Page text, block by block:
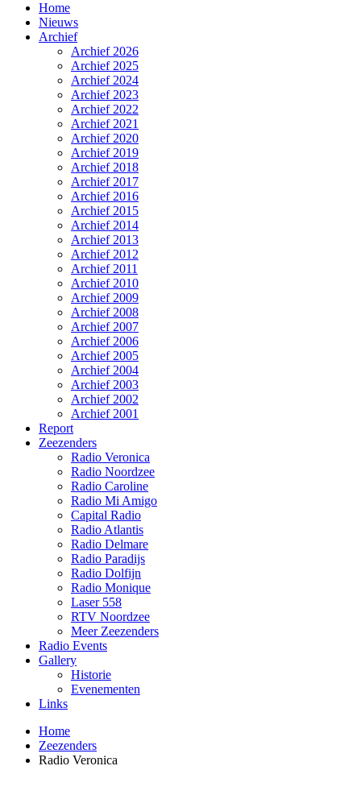
Home
Nieuws
Archief
Archief 2026
Archief 2025
Archief 2024
Archief 2023
Archief 2022
Archief 2021
Archief 2020
Archief 2019
Archief 2018
Archief 2017
Archief 2016
Archief 2015
Archief 2014
Archief 2013
Archief 2012
Archief 2011
Archief 2010
Archief 2009
Archief 2008
Archief 2007
Archief 2006
Archief 2005
Archief 2004
Archief 2003
Archief 2002
Archief 2001
Report
Zeezenders
Radio Veronica
Radio Noordzee
Radio Caroline
Radio Mi Amigo
Capital Radio
Radio Atlantis
Radio Delmare
Radio Paradijs
Radio Dolfijn
Radio Monique
Laser 558
RTV Noordzee
Meer Zeezenders
Radio Events
Gallery
Historie
Evenementen
Links
Home
Zeezenders
Radio Veronica